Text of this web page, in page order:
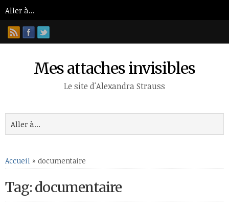
Mes attaches invisibles
Le site d'Alexandra Strauss
Accueil » documentaire
Tag: documentaire